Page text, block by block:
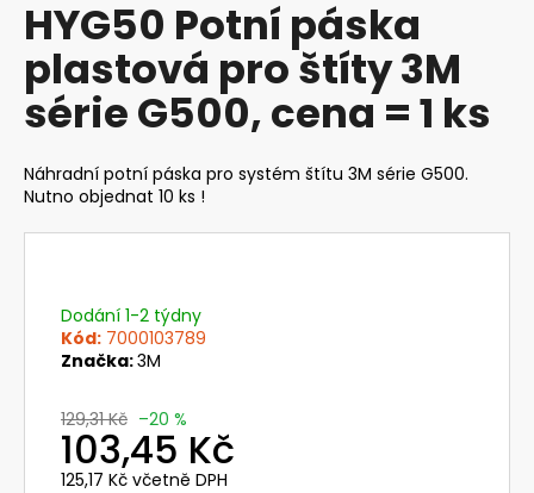
produktu
je
5
hvězdiček.
HYG50 Potní páska
plastová pro štíty 3M
série G500, cena = 1 ks
Náhradní potní páska pro systém štítu 3M série G500.
Nutno objednat 10 ks !
Dodání 1-2 týdny
Kód: 7000103789
Značka:3M
129,31 Kč –20 %
103,45 Kč
125,17 Kč včetně DPH
a
j
í
t